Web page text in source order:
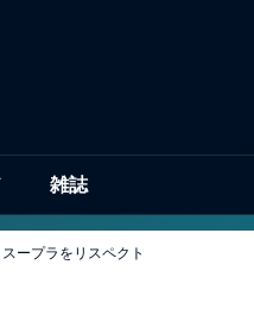
雑誌
ープラをリスペクト